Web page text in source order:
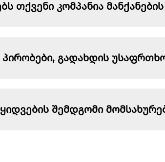
კომპანია მანქანების
გადახდის
შემდგომი